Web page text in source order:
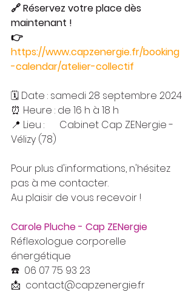
🔗 Réservez votre place dès
maintenant !
👉
https://www.capzenergie.fr/booking
-calendar/atelier-collectif
🗓️ Date : samedi 28 septembre 2024
⏰ Heure : de 16 h à 18 h
📍 Lieu :	Cabinet Cap ZENergie -
Vélizy (78)
Pour plus d'informations, n'hésitez
pas à me contacter.
Au plaisir de vous recevoir !
Carole Pluche - Cap ZENergie
Réflexologue corporelle
énergétique
☎️ 06 07 75 93 23
📩 contact@capzenergie.fr